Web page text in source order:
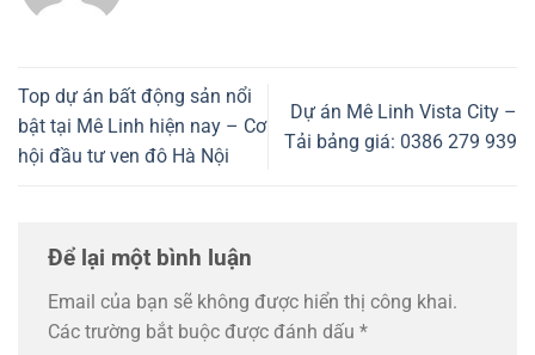
Top dự án bất động sản nổi
bật tại Mê Linh hiện nay – Cơ
hội đầu tư ven đô Hà Nội
Dự án Mê Linh Vista City –
Tải bảng giá: 0386 279 939
Để lại một bình luận
Email của bạn sẽ không được hiển thị công khai.
Các trường bắt buộc được đánh dấu *